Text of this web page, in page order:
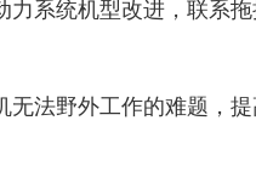
力系统机型改进，联系
法野外工作的难题，